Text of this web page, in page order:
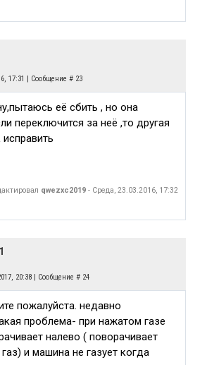
17:31 | Сообщение # 23
её сбить , но она
переключится за неё ,то другая
qwezxc2019 - Среда, 23.03.2016, 17:32
20:38 | Сообщение # 24
пожалуйста. недавно
проблема- при нажатом газе
налево ( поворачивает
и машина не газует когда